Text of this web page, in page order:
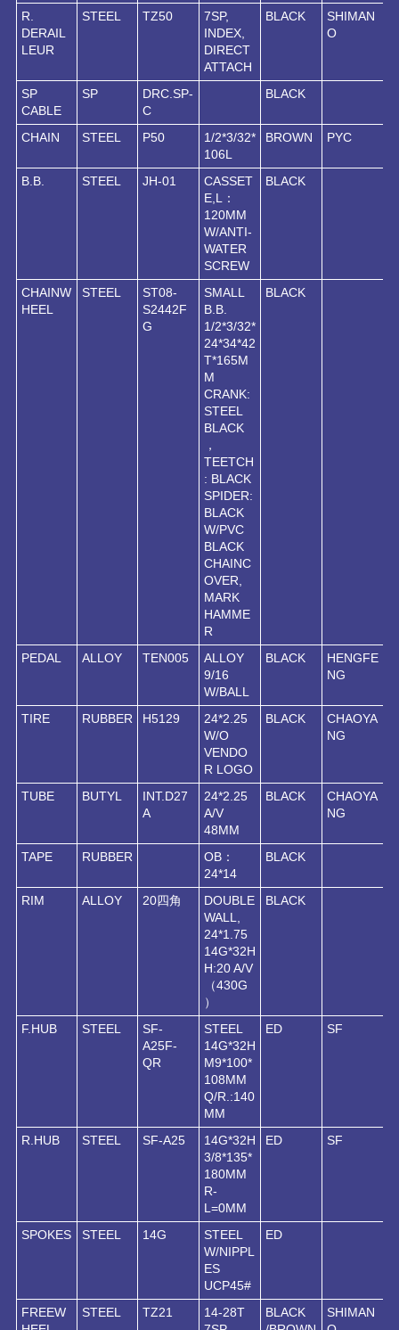
R.
DERAIL
LEUR
STEEL TZ50
7SP,
INDEX,
DIRECT
ATTACH
BLACK
SHIMAN
O
SP
CABLE
SP
DRC.SP-
C
BLACK
CHAIN STEEL P50
1/2*3/32*
106L
BROWN PYC
B.B. STEEL JH-01
CASSET
E,L：
120MM
W/ANTI-
WATER
SCREW
BLACK
CHAINW
HEEL
STEEL
ST08-
S2442F
G
SMALL
B.B.
1/2*3/32*
24*34*42
T*165M
M
CRANK:
STEEL
BLACK
，
TEETCH
: BLACK
SPIDER:
BLACK
W/PVC
BLACK
CHAINC
OVER,
MARK
HAMME
R
BLACK
PEDAL ALLOY TEN005
ALLOY
9/16
W/BALL
BLACK
HENGFE
NG
TIRE RUBBER H5129
24*2.25
W/O
VENDO
R LOGO
BLACK
CHAOYA
NG
TUBE BUTYL
INT.D27
A
24*2.25
A/V
48MM
BLACK
CHAOYA
NG
TAPE RUBBER
OB：
24*14
BLACK
RIM ALLOY 20四角
DOUBLE
WALL,
24*1.75
14G*32H
H:20 A/V
（430G
）
BLACK
F.HUB STEEL
SF-
A25F-
QR
STEEL
14G*32H
M9*100*
108MM
Q/R.:140
MM
ED SF
R.HUB STEEL SF-A25
14G*32H
3/8*135*
180MM
R-
L=0MM
ED SF
SPOKES STEEL 14G
STEEL
W/NIPPL
ES
UCP45#
ED
FREEW
STEEL TZ21
14-28T
BLACK
SHIMAN